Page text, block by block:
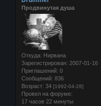
Продвинутая душа
Откуда: Нирвана
Зарегистрирован: 2007-01-16
Приглашений: 0
Сообщений: 836
Возраст: 34 [1992-04-28]
Провел на форуме:
17 часов 22 минуты